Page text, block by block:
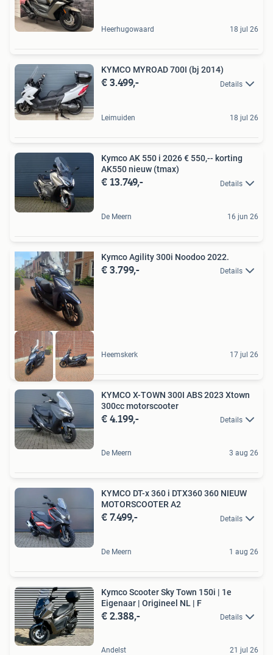
Heerhugowaard 18 jul 26
KYMCO MYROAD 700I (bj 2014)
€ 3.499,- Details
Leimuiden 18 jul 26
Kymco AK 550 i 2026 € 550,-- korting
AK550 nieuw (tmax)
€ 13.749,- Details
De Meern 16 jun 26
Kymco Agility 300i Noodoo 2022.
€ 3.799,- Details
Heemskerk 17 jul 26
KYMCO X-TOWN 300I ABS 2023 Xtown
300cc motorscooter
€ 4.199,- Details
De Meern 3 aug 26
KYMCO DT-x 360 i DTX360 360 NIEUW
MOTORSCOOTER A2
€ 7.499,- Details
De Meern 1 aug 26
Kymco Scooter Sky Town 150i | 1e
Eigenaar | Origineel NL | F
€ 2.388,- Details
Andelst 21 jul 26